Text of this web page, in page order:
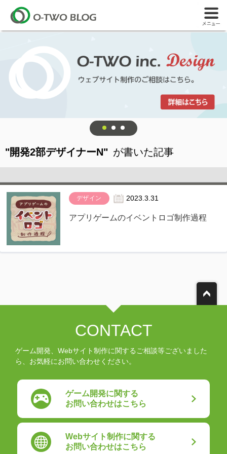
"開発2部デザイナーN" が書いた記事
デザイン 2023.3.31
アプリゲームのイベントロゴ制作過程
CONTACT
ゲーム開発、Webサイト制作に関するご相談等ございました
ら、お気軽にお問い合わせください。
ゲーム開発に関する
お問い合わせはこちら
Webサイト制作に関する
お問い合わせはこちら